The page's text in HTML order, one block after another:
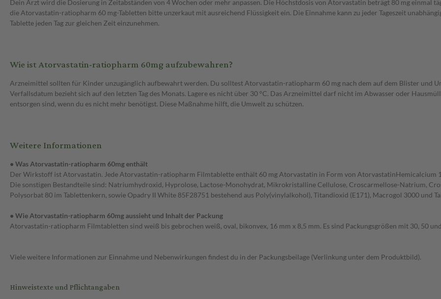
Dein Arzt wird die Dosierung in Zeitabständen von 4 Wochen oder mehr anpassen. Die Höchstdosis von Atorvastatin beträgt 80 mg einmal
die Atorvastatin-ratiopharm 60 mg-Tabletten bitte unzerkaut mit ausreichend Flüssigkeit ein. Die Einnahme kann zu jeder Tageszeit
Tablette jeden Tag zur gleichen Zeit einzunehmen.
Wie ist Atorvastatin-ratiopharm 60mg aufzubewahren?
Arzneimittel sollten für Kinder unzugänglich aufbewahrt werden. Du solltest Atorvastatin-ratiopharm 60 mg nach dem auf dem Blister und
Verfallsdatum bezieht sich auf den letzten Tag des Monats. Lagere es nicht über 30 °C. Das Arzneimittel darf nicht im Abwasser oder
entsorgen sind, wenn du es nicht mehr benötigst. Diese Maßnahme hilft, die Umwelt zu schützen.
Weitere Informationen
• Was Atorvastatin-ratiopharm 60mg enthält
Der Wirkstoff ist Atorvastatin. Jede Atorvastatin-ratiopharm Filmtablette enthält 60 mg Atorvastatin in Form von AtorvastatinHemicalcium
Die sonstigen Bestandteile sind: Natriumhydroxid, Hyprolose, Lactose-Monohydrat, Mikrokristalline Cellulose, Croscarmellose-Natrium,
Polysorbat 80 im Tablettenkern, sowie Opadry II White 85F28751 bestehend aus Poly(vinylalkohol), Titandioxid (E171), Macrogol 3000 und
• Wie Atorvastatin-ratiopharm 60mg aussieht und Inhalt der Packung
Atorvastatin-ratiopharm Filmtabletten sind weiß bis gebrochen weiß, oval, bikonvex, 16 mm x 8,5 mm. Es sind Packungsgrößen mit 30, 50
Viele weitere Informationen zur Einnahme und Nebenwirkungen findest du in der Packungsbeilage (Verlinkung unter dem Produktbild).
Hinweistexte und Pflichtangaben